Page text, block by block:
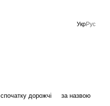
УкрРус
спочатку дорожчі за назвою